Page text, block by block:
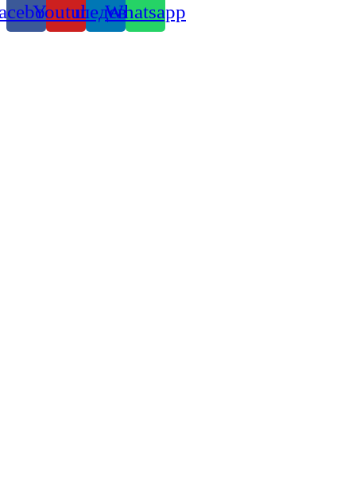
YoutubeшедеврWhatsapp